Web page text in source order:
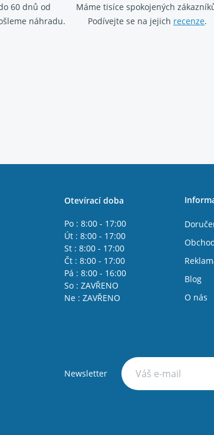
60 dnů od
náhradu.
Máme tisíce spokojených
Podívejte se na jejich recenze.
Otevírací doba
Po : 8:00 - 17:00
Út : 8:00 - 17:00
St : 8:00 - 17:00
Čt : 8:00 - 17:00
Pá : 8:00 - 16:00
So : ZAVŘENO
Ne : ZAVŘENO
Blog
O nás
Newsletter